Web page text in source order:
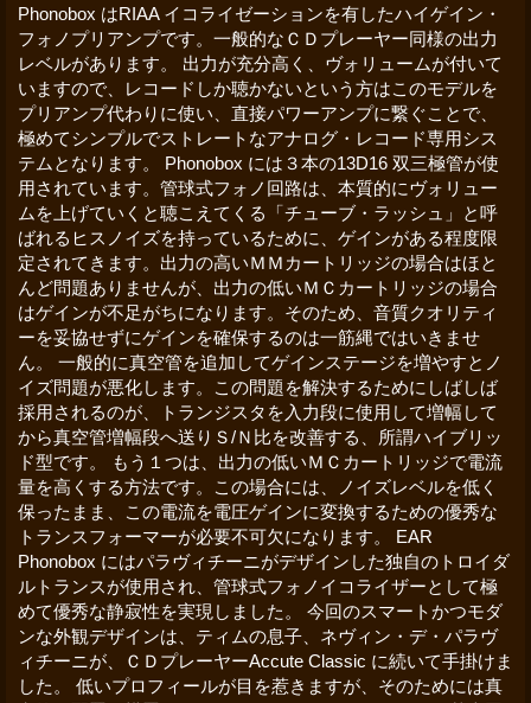
Phonobox はRIAA イコライゼーションを有したハイゲイン・
フォノプリアンプです。一般的なＣＤプレーヤー同様の出力
レベルがあります。 出力が充分高く、ヴォリュームが付いて
いますので、レコードしか聴かないという方はこのモデルを
プリアンプ代わりに使い、直接パワーアンプに繋ぐことで、
極めてシンプルでストレートなアナログ・レコード専用シス
テムとなります。 Phonobox には３本の13D16 双三極管が使
用されています。管球式フォノ回路は、本質的にヴォリュー
ムを上げていくと聴こえてくる「チューブ・ラッシュ」と呼
ばれるヒスノイズを持っているために、ゲインがある程度限
定されてきます。出力の高いＭＭカートリッジの場合はほと
んど問題ありませんが、出力の低いＭＣカートリッジの場合
はゲインが不足がちになります。そのため、音質クオリティ
ーを妥協せずにゲインを確保するのは一筋縄ではいきませ
ん。 一般的に真空管を追加してゲインステージを増やすとノ
イズ問題が悪化します。この問題を解決するためにしばしば
採用されるのが、トランジスタを入力段に使用して増幅して
から真空管増幅段へ送りＳ/Ｎ比を改善する、所謂ハイブリッ
ド型です。 もう１つは、出力の低いＭＣカートリッジで電流
量を高くする方法です。この場合には、ノイズレベルを低く
保ったまま、この電流を電圧ゲインに変換するための優秀な
トランスフォーマーが必要不可欠になります。 EAR
Phonobox にはパラヴィチーニがデザインした独自のトロイダ
ルトランスが使用され、管球式フォノイコライザーとして極
めて優秀な静寂性を実現しました。 今回のスマートかつモダ
ンな外観デザインは、ティムの息子、ネヴィン・デ・パラヴ
ィチーニが、ＣＤプレーヤーAccute Classic に続いて手掛けま
した。 低いプロフィールが目を惹きますが、そのためには真